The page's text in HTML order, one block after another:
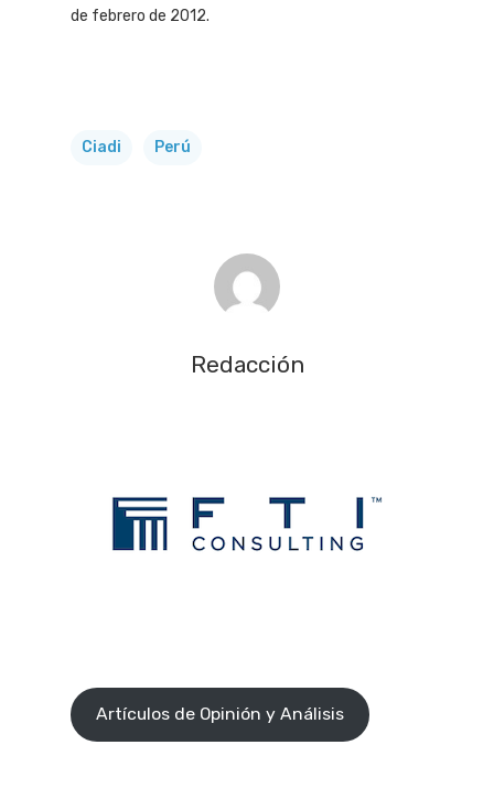
de febrero de 2012.
Ciadi Perú
Redacción
Artículos de Opinión y Análisis